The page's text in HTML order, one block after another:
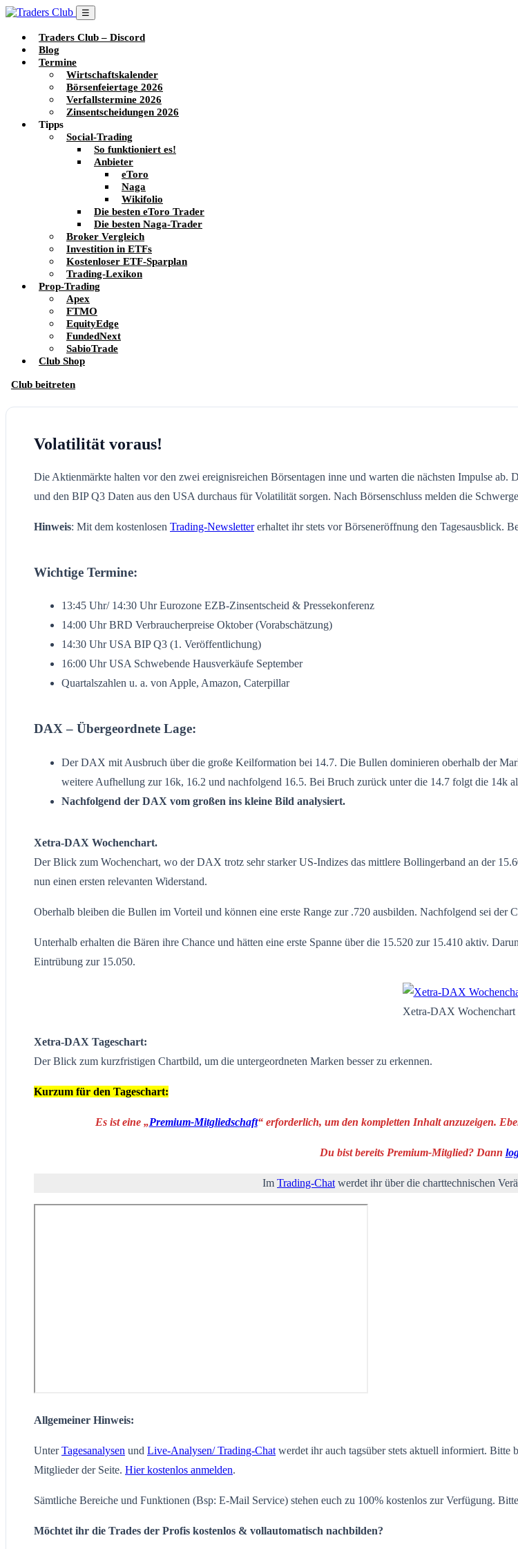
☰
Traders Club – Discord
Blog
Termine
Wirtschaftskalender
Börsenfeiertage 2026
Verfallstermine 2026
Zinsentscheidungen 2026
Tipps
Social-Trading
So funktioniert es!
Anbieter
eToro
Naga
Wikifolio
Die besten eToro Trader
Die besten Naga-Trader
Broker Vergleich
Investition in ETFs
Kostenloser ETF-Sparplan
Trading-Lexikon
Prop-Trading
Apex
FTMO
EquityEdge
FundedNext
SabioTrade
Club Shop
Club beitreten
Volatilität voraus!
Die Aktienmärkte halten vor den zwei ereignisreichen Börsentagen inne und warten die nächsten Impulse
und den BIP Q3 Daten aus den USA durchaus für Volatilität sorgen. Nach Börsenschluss melden die
Hinweis: Mit dem kostenlosen Trading-Newslettererhaltet ihr stets vor Börseneröffnung den Tagesausblick.
Wichtige Termine:
13:45 Uhr/ 14:30 Uhr Eurozone EZB-Zinsentscheid & Pressekonferenz
14:00 Uhr BRD Verbraucherpreise Oktober (Vorabschätzung)
14:30 Uhr USA BIP Q3 (1. Veröffentlichung)
16:00 Uhr USA Schwebende Hausverkäufe September
Quartalszahlen u. a. von Apple, Amazon, Caterpillar
DAX – Übergeordnete Lage:
Der DAX mit Ausbruch über die große Keilformation bei 14.7. Die Bullen dominieren oberhalb der
weitere Aufhellung zur 16k, 16.2 und nachfolgend 16.5. Bei Bruch zurück unter die 14.7 folgt die 14k
Nachfolgend der DAX vom großen ins kleine Bild analysiert.
Xetra-DAX Wochenchart.
Der Blick zum Wochenchart, wo der DAX trotz sehr starker US-Indizes das mittlere Bollingerband an der
nun einen ersten relevanten Widerstand.
Oberhalb bleiben die Bullen im Vorteil und können eine erste Range zur .720 ausbilden. Nachfolgend sei
Unterhalb erhalten die Bären ihre Chance und hätten eine erste Spanne über die 15.520 zur 15.410 aktiv.
Eintrübung zur 15.050.
Xetra-DAX Wochenchart
Xetra-DAX Tageschart:
Der Blick zum kurzfristigen Chartbild, um die untergeordneten Marken besser zu erkennen.
Kurzum für den Tageschart:
Es ist eine „Premium-Mitgliedschaft“ erforderlich, um den kompletten Inhalt anzuzeigen.
Du bist bereits Premium-Mitglied? Dann
Im Trading-Chat werdet ihr über die charttechnischen
Allgemeiner Hinweis:
UnterTagesanalysen und Live-Analysen/ Trading-Chat werdet ihr auch tagsüber stets aktuell informiert. Bitte
Mitglieder der Seite. Hier kostenlos anmelden.
Sämtliche Bereiche und Funktionen (Bsp: E-Mail Service) stehen euch zu 100% kostenlos zur Verfügung.
Möchtet ihr die Trades der Profis kostenlos & vollautomatisch nachbilden?